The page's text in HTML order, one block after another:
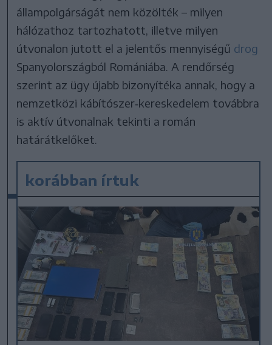
állampolgárságát nem közölték – milyen
hálózathoz tartozhatott, illetve milyen
útvonalon jutott el a jelentős mennyiségű drog
Spanyolországból Romániába. A rendőrség
szerint az ügy újabb bizonyítéka annak, hogy a
nemzetközi kábítószer‑kereskedelem továbbra
is aktív útvonalnak tekinti a román
határátkelőket.
korábban írtuk